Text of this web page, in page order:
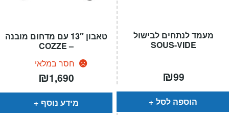
טאבון 13″ עם מדחום מובנה
– COZZE
חסר במלאי
₪1,690
מידע נוסף
מעמד לנתחים לבישול
SOUS-VIDE
₪99
הוספה לסל